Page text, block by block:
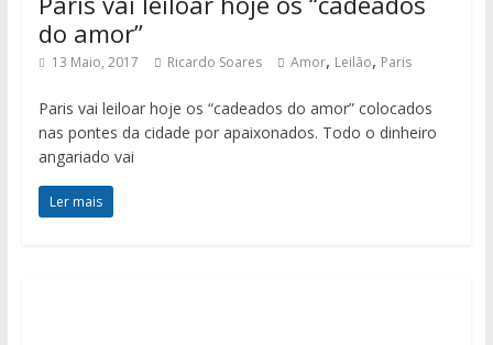
do amor”
13 Maio, 2017 Ricardo Soares Amor, Leilão, Paris
Paris vai leiloar hoje os “cadeados do amor” colocados
nas pontes da cidade por apaixonados. Todo o dinheiro
angariado vai
Ler mais